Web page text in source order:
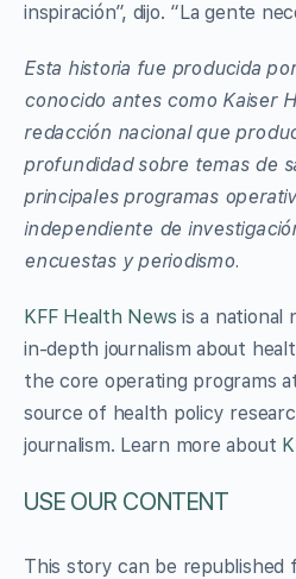
inspiración”, dijo. “La gente
Esta historia fue producida
conocido antes como Kaiser
redacción nacional que
profundidad sobre temas de
principales programas
independiente de
encuestas y periodismo.
KFF Health News is a national
in-depth journalism about
the core operating programs
source of health policy
journalism. Learn more about
USE OUR CONTENT
This story can be republished